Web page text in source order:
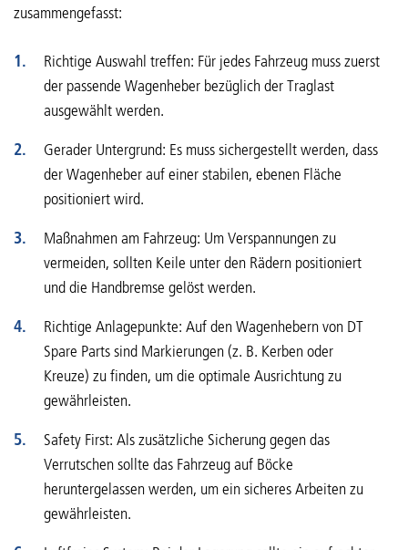
zusammengefasst:
Richtige Auswahl treffen: Für jedes Fahrzeug muss zuerst
der passende Wagenheber bezüglich der Traglast
ausgewählt werden.
Gerader Untergrund: Es muss sichergestellt werden, dass
der Wagenheber auf einer stabilen, ebenen Fläche
positioniert wird.
Maßnahmen am Fahrzeug: Um Verspannungen zu
vermeiden, sollten Keile unter den Rädern positioniert
und die Handbremse gelöst werden.
Richtige Anlagepunkte: Auf den Wagenhebern von DT
Spare Parts sind Markierungen (z. B. Kerben oder
Kreuze) zu finden, um die optimale Ausrichtung zu
gewährleisten.
Safety First: Als zusätzliche Sicherung gegen das
Verrutschen sollte das Fahrzeug auf Böcke
heruntergelassen werden, um ein sicheres Arbeiten zu
gewährleisten.